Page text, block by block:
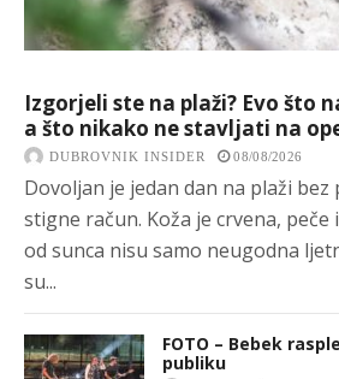
Izgorjeli ste na plaži? Evo što
a što nikako ne stavljati na
DUBROVNIK INSIDER 08/08/2026
Dovoljan je jedan dan na plaži bez
stigne račun. Koža je crvena, peče
od sunca nisu samo neugodna
su...
FOTO – Bebek
publiku